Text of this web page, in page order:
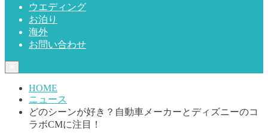
ウエディング
お泊り
海外
お問い合わせ
HOME
ニュース
どのシーンが好き？自動車メーカーとディズニーのコ
ラボCMに注目！